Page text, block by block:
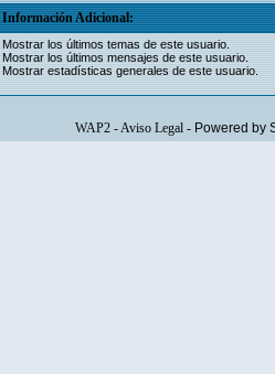
Información Adicional:
Mostrar los últimos temas de este usuario.
Mostrar los últimos mensajes de este usuario.
Mostrar estadísticas generales de este usuario.
WAP2-Aviso Legal- Powered by